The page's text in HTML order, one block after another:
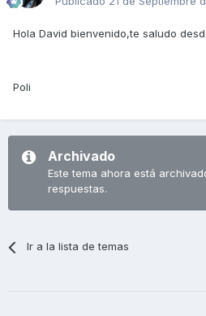
Hola David bienvenido,te saludo
Poli
Archivado
Este tema ahora está
respuestas.
Ir a la lista de temas